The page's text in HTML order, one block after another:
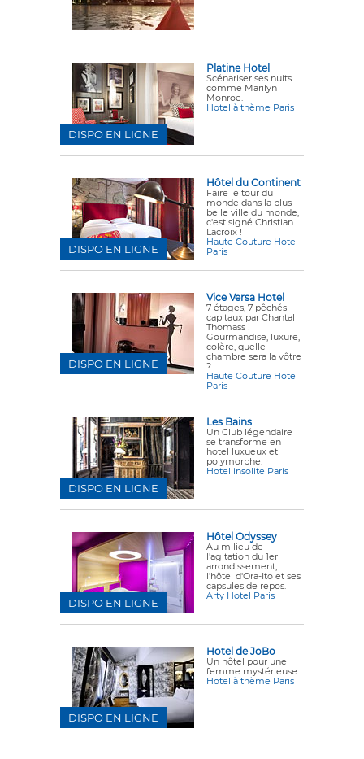
Platine Hotel
Scénariser ses nuits
comme Marilyn
Monroe.
Hotel à thème Paris
DISPO EN LIGNE
Hôtel du Continent
Faire le tour du
monde dans la plus
belle ville du monde,
c'est signé Christian
Lacroix !
Haute Couture Hotel
Paris
DISPO EN LIGNE
Vice Versa Hotel
7 étages, 7 pêchés
capitaux par Chantal
Thomass !
Gourmandise, luxure,
colère, quelle
chambre sera la vôtre
?
Haute Couture Hotel
Paris
DISPO EN LIGNE
Les Bains
Un Club légendaire
se transforme en
hotel luxueux et
polymorphe.
Hotel insolite Paris
DISPO EN LIGNE
Hôtel Odyssey
Au milieu de
l'agitation du 1er
arrondissement,
l'hôtel d'Ora-Ito et ses
capsules de repos.
Arty Hotel Paris
DISPO EN LIGNE
Hotel de JoBo
Un hôtel pour une
femme mystérieuse.
Hotel à thème Paris
DISPO EN LIGNE